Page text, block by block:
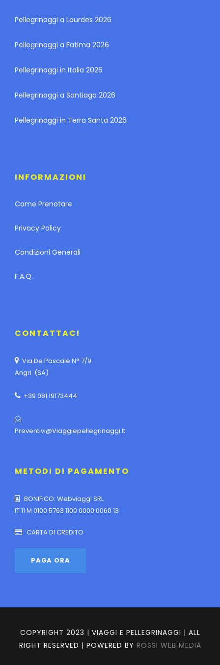
Pellegrinaggi a Lourdes 2026
Pellegrinaggi a Fatima 2026
Pellegrinaggi in Italia 2026
Pellegrinaggi a Santiago 2026
Pellegrinaggi in Terra Santa 2026
INFORMAZIONI
Come Prenotare
Privacy Policy
Condizioni Generali
F.A.Q.
CONTATTACI
Via De Pascale N° 7/9
Angri (SA)
+39 081 19173444
Preventivi@viaggiepellegrinaggi.it
METODI DI PAGAMENTO
BONIFICO: Webviaggi SRL
IT 11 M 0100 5763 1100 0000 0060 13
CARTA DI CREDITO
COPYRIGHT 2023 | VIAGGI E PELLEGRINAGGI | ALL
RIGHT RESERVED | POWERED BY ROSSI WEB MEDIA